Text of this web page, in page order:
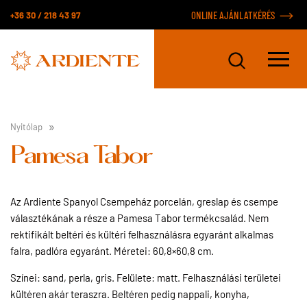
+36 30 / 218 43 97 ONLINE AJÁNLATKÉRÉS
Nyitólap
Pamesa Tabor
Az Ardiente Spanyol Csempeház porcelán, greslap és csempe
választékának a része a Pamesa Tabor termékcsalád. Nem
rektifikált beltéri és kültéri felhasználásra egyaránt alkalmas
falra, padlóra egyaránt. Méretei: 60,8×60,8 cm.
Színei: sand, perla, gris. Felülete: matt. Felhasználási területei
kültéren akár teraszra. Beltéren pedig nappali, konyha,